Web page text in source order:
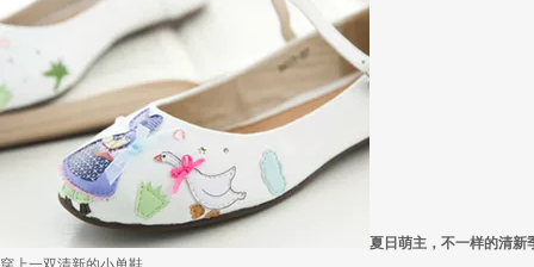
夏日萌主，不一样的清新